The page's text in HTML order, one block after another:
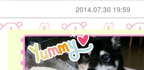
2014.07.30 19:59